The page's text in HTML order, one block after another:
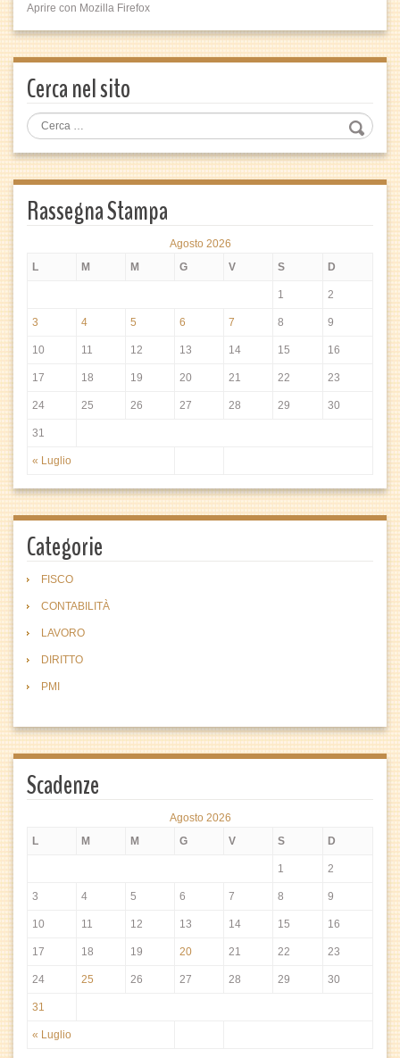
Aprire con Mozilla Firefox
Cerca nel sito
Rassegna Stampa
Agosto 2026
L
M M G V S D
« Luglio
1 2
3 4 5 6 7 8 9
10 11 12 13 14 15 16
17 18 19 20 21 22 23
24 25 26 27 28 29 30
31
Categorie
FISCO
CONTABILITÀ
LAVORO
DIRITTO
PMI
Scadenze
Agosto 2026
L
M M G V S D
« Luglio
1 2
3 4 5 6 7 8 9
10 11 12 13 14 15 16
17 18 19 20 21 22 23
24 25 26 27 28 29 30
31